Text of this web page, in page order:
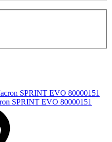
SPRINT EVO 80000151